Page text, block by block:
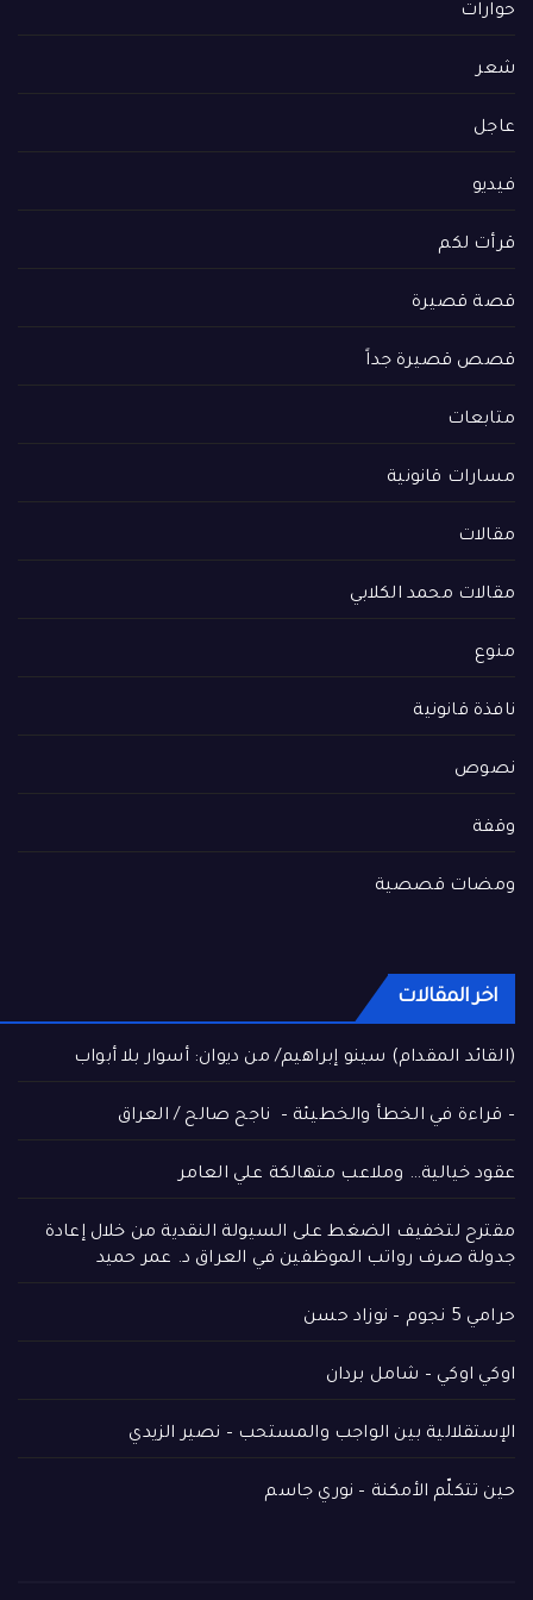
حوارات
شعر
عاجل
فيديو
قرأت لكم
قصة قصيرة
قصص قصيرة جداً
متابعات
مسارات قانونية
مقالات
مقالات محمد الكلابي
منوع
نافذة قانونية
نصوص
وقفة
ومضات قصصية
اخر المقالات
(القائد المقدام) سينو إبراهيم/ من ديوان: أسوار بلا أبواب
– قراءة في الخطأ والخطيئة – ناجح صالح / العراق
عقود خيالية… وملاعب متهالكة علي العامر
مقترح لتخفيف الضغط على السيولة النقدية من خلال إعادة
جدولة صرف رواتب الموظفين في العراق د. عمر حميد
حرامي 5 نجوم – نوزاد حسن
اوكي اوكي – شامل بردان
الإستقلالية بين الواجب والمستحب – نصير الزيدي
حين تتكلّم الأمكنة – نوري جاسم